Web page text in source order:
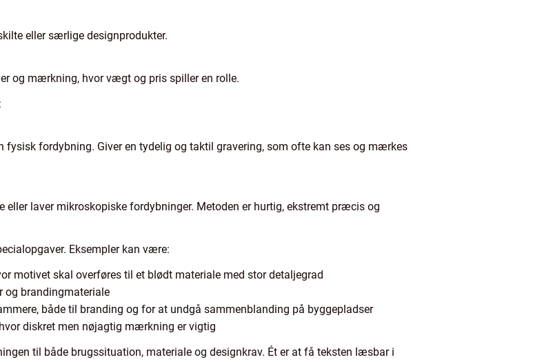
eller særlige designprodukter.
og mærkning, hvor vægt og pris spiller en rolle.
fordybning. Giver en tydelig og taktil gravering, som ofte kan ses og mærkes
laver mikroskopiske fordybninger. Metoden er hurtig, ekstremt præcis og
Eksempler kan være:
motivet skal overføres til et blødt materiale med stor detaljegrad
brandingmateriale
både til branding og for at undgå sammenblanding på byggepladser
diskret men nøjagtig mærkning er vigtig
til både brugssituation, materiale og designkrav. Ét er at få teksten læsbar i